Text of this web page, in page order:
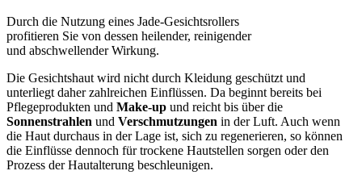
Durch die Nutzung eines Jade-Gesichtsrollers
profitieren Sie von dessen heilender, reinigender
und abschwellender Wirkung.
Die Gesichtshaut wird nicht durch Kleidung geschützt und
unterliegt daher zahlreichen Einflüssen. Da beginnt bereits bei
Pflegeprodukten und Make-up und reicht bis über die
Sonnenstrahlen und Verschmutzungen in der Luft. Auch wenn
die Haut durchaus in der Lage ist, sich zu regenerieren, so können
die Einflüsse dennoch für trockene Hautstellen sorgen oder den
Prozess der Hautalterung beschleunigen.